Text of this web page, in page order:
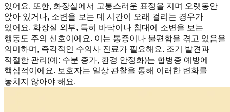
있어요. 또한, 화장실에서 고통스러운 표정을 지며 오랫동안
앉아 있거나, 소변을 보는 데 시간이 오래 걸리는 경우가
있어요. 화장실 외부, 특히 바닥이나 침대에 소변을 보는
행동도 주의 신호이에요. 이는 통증이나 불편함을 겪고 있음을
의미하며, 즉각적인 수의사 진료가 필요해요. 조기 발견과
적절한 관리(예: 수분 증가, 환경 안정화)는 합병증 예방에
핵심적이에요. 보호자는 일상 관찰을 통해 이러한 변화를
놓치지 않아야 해요.